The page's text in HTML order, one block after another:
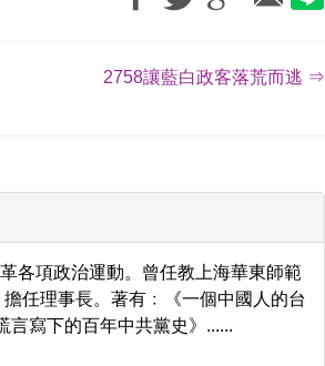
2758讓藍白政客落荒而逃 ⇒
各項政治運動。曾任教上海華東師範
任理事長。著有﹕《一個中國人的台
言寫下的百年中共黨史》......